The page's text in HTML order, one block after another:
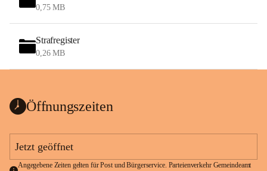
0,75 MB
Strafregister
0,26 MB
Öffnungszeiten
Jetzt geöffnet
Angegebene Zeiten gelten für Post und Bürgerservice. Parteienverkehr Gemeindeamt